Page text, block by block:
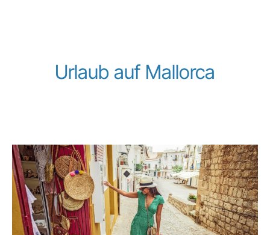
Urlaub auf Mallorca